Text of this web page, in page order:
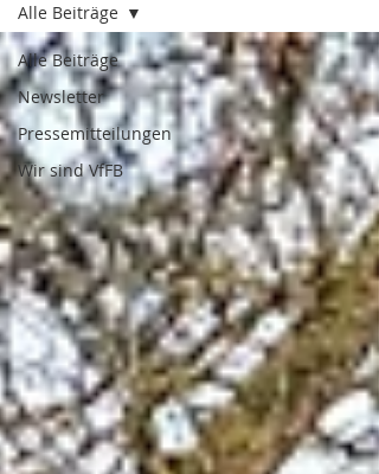
Alle Beiträge
Newsletter
Pressemitteilungen
Wir sind VfFB
Alle Beiträge